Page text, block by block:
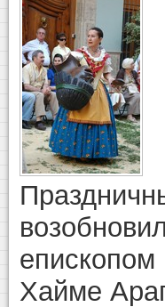
Хайме